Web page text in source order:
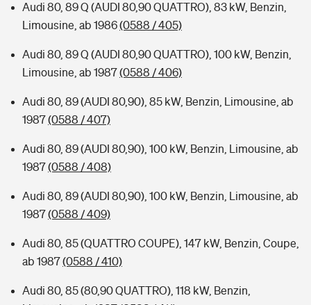
Audi 80, 89 Q (AUDI 80,90 QUATTRO), 83 kW, Benzin,
Limousine, ab 1986(0588 / 405)
Audi 80, 89 Q (AUDI 80,90 QUATTRO), 100 kW, Benzin,
Limousine, ab 1987(0588 / 406)
Audi 80, 89 (AUDI 80,90), 85 kW, Benzin, Limousine, ab
1987(0588 / 407)
Audi 80, 89 (AUDI 80,90), 100 kW, Benzin, Limousine, ab
1987(0588 / 408)
Audi 80, 89 (AUDI 80,90), 100 kW, Benzin, Limousine, ab
1987(0588 / 409)
Audi 80, 85 (QUATTRO COUPE), 147 kW, Benzin, Coupe,
ab 1987(0588 / 410)
Audi 80, 85 (80,90 QUATTRO), 118 kW, Benzin,